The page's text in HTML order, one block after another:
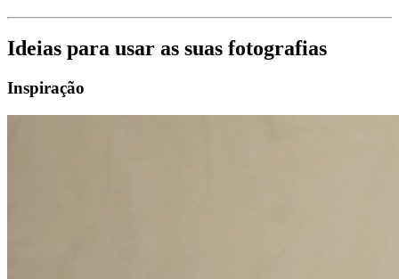
Ideias para usar as suas fotografias
Inspiração